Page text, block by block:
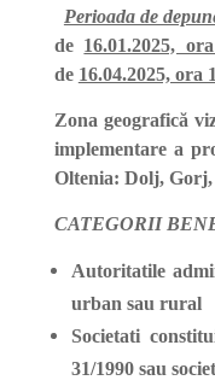
Perioada de
de 16.01.2025,
de 16.04.2025, ora
Zona geografică
implementare a
Oltenia: Dolj,
CATEGORII
Autoritatile
urban sau rural
Societati
31/1990 sau